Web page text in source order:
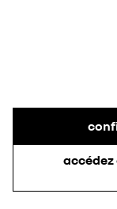
accédez